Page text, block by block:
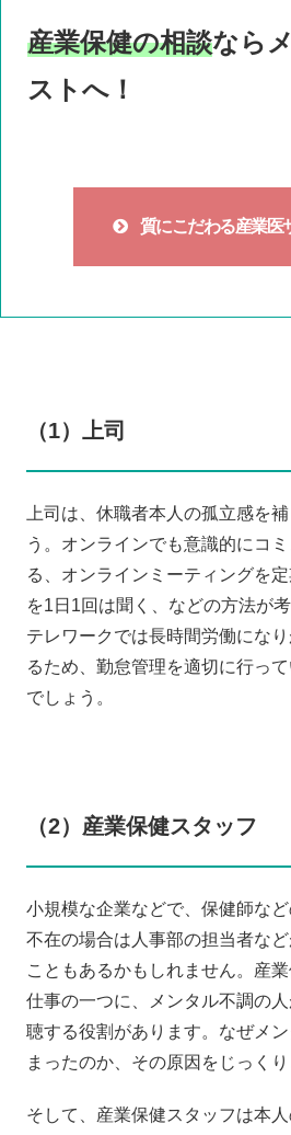
産業保健の相談なら
ストへ！
質にこだわる産業医
（1）上司
上司は、休職者本人の孤立感を
う。オンラインでも意識的にコ
る、オンラインミーティングを
を1日1回は聞く、などの方法が
テレワークでは長時間労働にな
るため、勤怠管理を適切に行っ
でしょう。
（2）産業保健スタッフ
小規模な企業などで、保健師な
不在の場合は人事部の担当者な
こともあるかもしれません。産
仕事の一つに、メンタル不調の
聴する役割があります。なぜメ
まったのか、その原因をじっく
そして、産業保健スタッフは本